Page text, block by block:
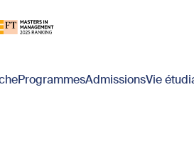
ProgrammesAdmissionsVie